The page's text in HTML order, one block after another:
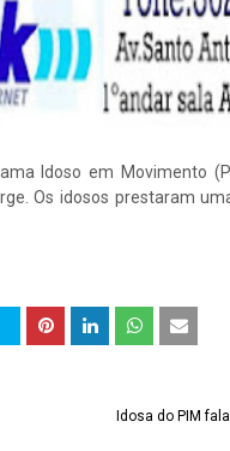
Idoso em Movimento
Os idosos prestaram
Idosa do PIM